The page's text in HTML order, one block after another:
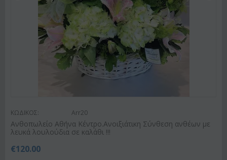
ΚΩΔΙΚΟΣ: Arr20
Ανθοπωλείο Αθήνα Κέντρο.Ανοιξιάτικη Σύνθεση ανθέων με
λευκά λουλούδια σε καλάθι !!!
€120.00